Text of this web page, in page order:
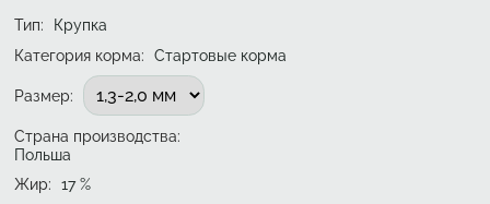
Тип:
Крупка
Категория корма: Стартовые корма
Подобрать вариант
Размер:
Страна производства:
Польша
Жир: 17 %